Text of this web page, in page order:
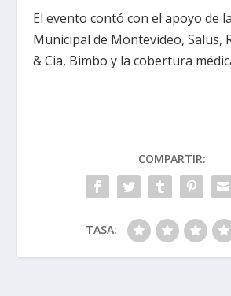
El evento contó con el apoyo de
Municipal de Montevideo, Salus,
& Cia, Bimbo y la cobertura
COMPARTIR:
TASA: